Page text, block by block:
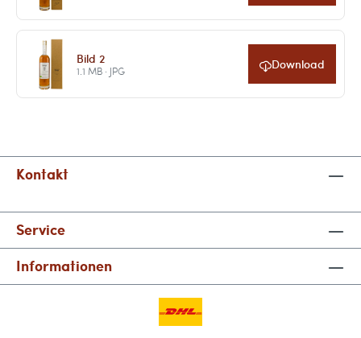
Bild 2
1.1 MB · JPG Download
Kontakt
Service
Informationen